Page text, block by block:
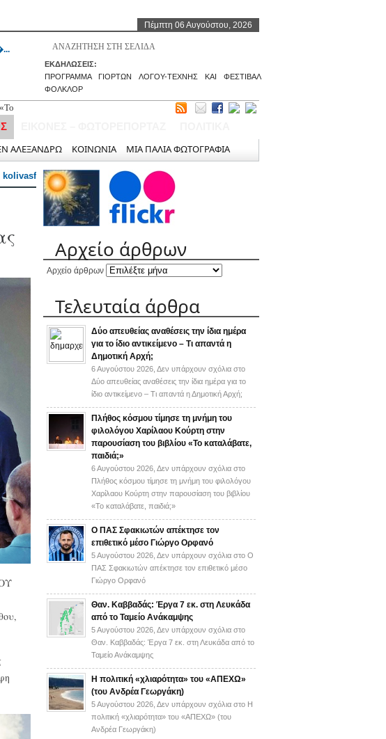
Πέμπτη 06 Αυγούστου, 2026
ΕΚΔΗΛΩΣΕΙΣ:
ΠΡΟΓΡΑΜΜΑ ΓΙΟΡΤΩΝ ΛΟΓΟΥ-ΤΕΧΝΗΣ ΚΑΙ ΦΕΣΤΙΒΑΛ
ΦΟΛΚΛΟΡ
ΑΛΕΞΑΝΔΡΩ ΚΟΙΝΩΝΙΑ ΜΙΑ ΠΑΛΙΑ ΦΩΤΟΓΡΑΦΙΑ
kolivasf
Αρχείο άρθρων
Αρχείο άρθρων
Τελευταία άρθρα
Δύο απευθείας αναθέσεις την ίδια ημέρα
για το ίδιο αντικείμενο – Τι απαντά η
Δημοτική Αρχή;
6 Αυγούστου 2026, Δεν υπάρχουν σχόλια στο
Δύο απευθείας αναθέσεις την ίδια ημέρα για το
ίδιο αντικείμενο – Τι απαντά η Δημοτική Αρχή;
Πλήθος κόσμου τίμησε τη μνήμη του
φιλολόγου Χαρίλαου Κούρτη στην
παρουσίαση του βιβλίου «Το καταλάβατε,
παιδιά;»
6 Αυγούστου 2026, Δεν υπάρχουν σχόλια στο
Πλήθος κόσμου τίμησε τη μνήμη του φιλολόγου
Χαρίλαου Κούρτη στην παρουσίαση του βιβλίου
«Το καταλάβατε, παιδιά;»
Ο ΠΑΣ Σφακιωτών απέκτησε τον
επιθετικό μέσο Γιώργο Ορφανό
5 Αυγούστου 2026, Δεν υπάρχουν σχόλια στο Ο
ΠΑΣ Σφακιωτών απέκτησε τον επιθετικό μέσο
Γιώργο Ορφανό
Θαν. Καββαδάς: Έργα 7 εκ. στη Λευκάδα
από το Ταμείο Ανάκαμψης
5 Αυγούστου 2026, Δεν υπάρχουν σχόλια στο
Θαν. Καββαδάς: Έργα 7 εκ. στη Λευκάδα από το
Ταμείο Ανάκαμψης
H πολιτική «χλιαρότητα» του «AΠΕΧΩ»
(του Ανδρέα Γεωργάκη)
5 Αυγούστου 2026, Δεν υπάρχουν σχόλια στο H
πολιτική «χλιαρότητα» του «AΠΕΧΩ» (του
Ανδρέα Γεωργάκη)